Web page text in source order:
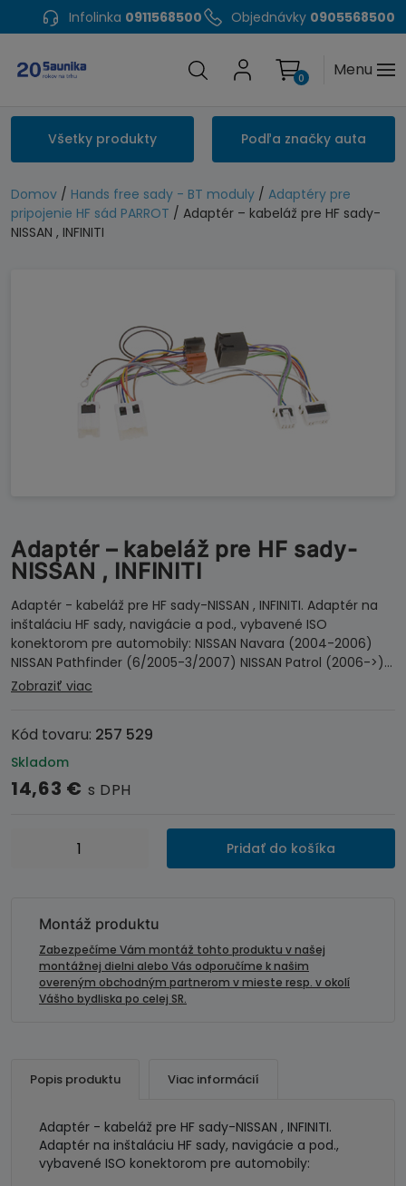
Infolinka 0911568500 Objednávky 0905568500
Menu
0
Všetky produkty Podľa značky auta
Domov / Hands free sady - BT moduly / Adaptéry pre
pripojenie HF sád PARROT / Adaptér – kabeláž pre HF sady-
NISSAN , INFINITI
Adaptér – kabeláž pre HF sady-
NISSAN , INFINITI
Adaptér - kabeláž pre HF sady-NISSAN , INFINITI. Adaptér na
inštaláciu HF sady, navigácie a pod., vybavené ISO
konektorom pre automobily: NISSAN Navara (2004-2006)
NISSAN Pathfinder (6/2005-3/2007) NISSAN Patrol (2006->)…
Zobraziť viac
Kód tovaru: 257 529
Skladom
14,63 € s DPH
množstvo
sady-
NISSAN
Pridať do košíka
Montáž produktu
Zabezpečíme Vám montáž tohto produktu v našej
montážnej dielni alebo Vás odporučíme k našim
overeným obchodným partnerom v mieste resp. v okolí
Vášho bydliska po celej SR.
Popis produktu Viac informácií
Adaptér - kabeláž pre HF sady-NISSAN , INFINITI.
Adaptér na inštaláciu HF sady, navigácie a pod.,
vybavené ISO konektorom pre automobily: